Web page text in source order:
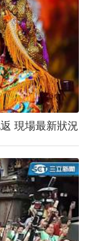
現場最新狀況